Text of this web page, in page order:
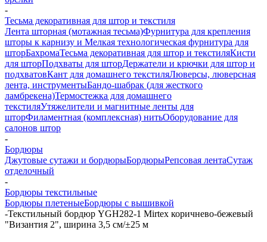
-
Тесьма декоративная для штор и текстиля
Лента шторная (мотажная тесьма)Фурнитура для крепления
шторы к карнизу и Мелкая технологическая фурнитура для
шторБахромаТесьма декоративная для штор и текстиляКисти
для шторПодхваты для шторДержатели и крючки для штор и
подхватовКант для домашнего текстиляЛюверсы, люверсная
лента, инструментыБандо-шабрак (для жесткого
ламбрекена)Термостежка для домашнего
текстиляУтяжелители и магнитные ленты для
шторФиламентная (комплексная) нитьОборудование для
салонов штор
-
Бордюры
Джутовые сутажи и бордюрыБордюрыРепсовая лентаСутаж
отделочный
-
Бордюры текстильные
Бордюры плетеныеБордюры с вышивкой
-Текстильный бордюр YGH282-1 Mirtex коричнево-бежевый
"Византия 2", ширина 3,5 см/±25 м